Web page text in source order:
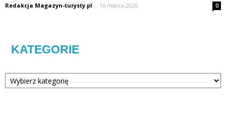
Redakcja Magazyn-turysty.pl - 16 marca 2026 0
KATEGORIE
Kategorie